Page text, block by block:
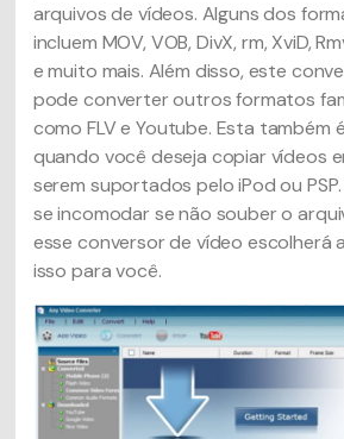
arquivos de vídeos. Alguns dos
incluem MOV, VOB, DivX, rm, XviD,
e muito mais. Além disso, este
pode converter outros formatos
como FLV e Youtube. Esta também
quando você deseja copiar vídeos
serem suportados pelo iPod ou
se incomodar se não souber o
esse conversor de vídeo escolherá
isso para você.